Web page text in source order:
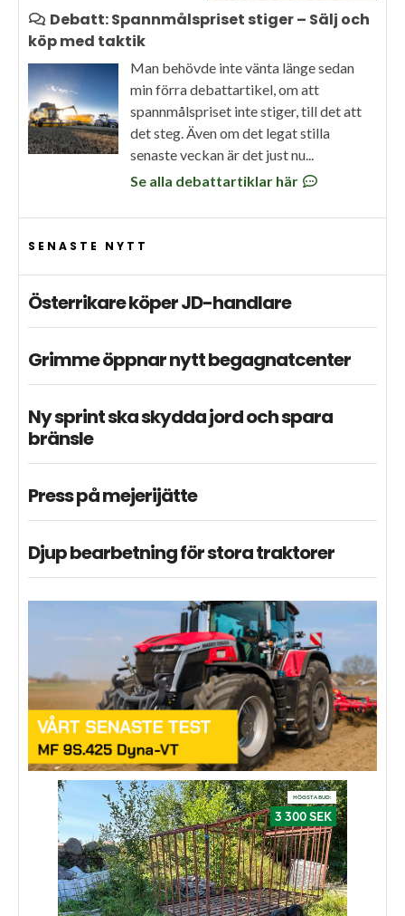
Debatt: Spannmålspriset stiger – Sälj och
köp med taktik
Man behövde inte vänta länge sedan
min förra debattartikel, om att
spannmålspriset inte stiger, till det att
det steg. Även om det legat stilla
senaste veckan är det just nu...
Se alla debattartiklar här
SENASTE NYTT
Österrikare köper JD-handlare
Grimme öppnar nytt begagnatcenter
Ny sprint ska skydda jord och spara
bränsle
Press på mejerijätte
Djup bearbetning för stora traktorer